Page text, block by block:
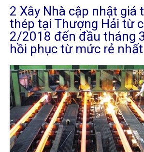
2 Xây Nhà cập nhật giá
thép tại Thượng Hải từ
2/2018 đến đầu tháng
hồi phục từ mức rẻ